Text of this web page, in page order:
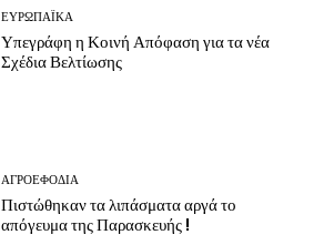
ΕΥΡΩΠΑΪΚΆ
Υπεγράφη η Κοινή Απόφαση για τα νέα
Σχέδια Βελτίωσης
ΑΓΡΟΕΦΌΔΙΑ
Πιστώθηκαν τα λιπάσματα αργά το
απόγευμα της Παρασκευής !